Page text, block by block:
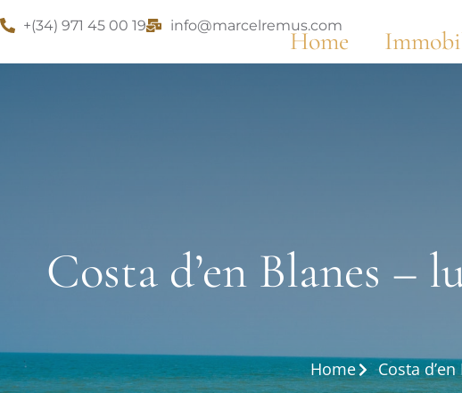
+(34) 971 45 00 19 info@marcelremus.com
Home
Costa d’en Blanes
Home Costa